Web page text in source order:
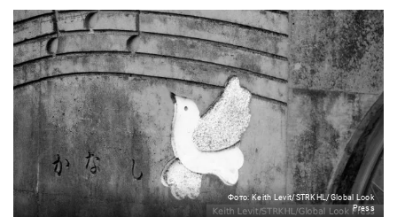
Фото: Keith Levit/STRKHL/Global Look
Press